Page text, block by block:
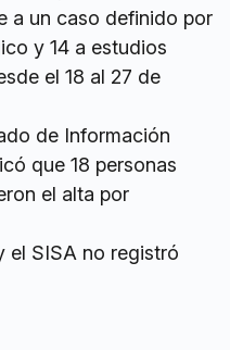
a un caso definido por
y 14 a estudios
el 18 al 27 de
de Información
que 18 personas
el alta por
el SISA no registró